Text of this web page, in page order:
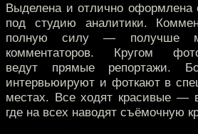
Выделена и отлично оформлена
под студию аналитики.
полную силу — получше
комментаторов. Кругом
ведут прямые репортажи.
интервьюируют и фоткают в
местах. Все ходят красивые —
где на всех наводят съёмочную